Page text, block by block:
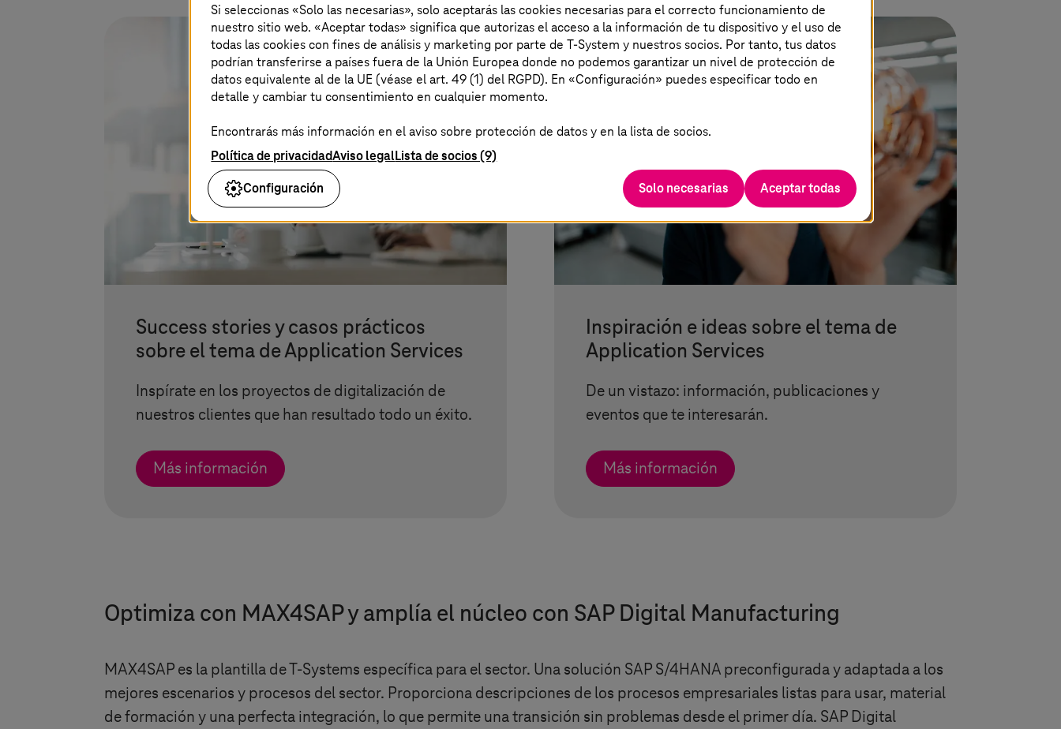
Success stories y casos prácticos
sobre el tema de Application Services
Inspírate en los proyectos de digitalización de
nuestros clientes que han resultado todo un éxito.
Más información
Inspiración e ideas sobre el tema de
Application Services
De un vistazo: información, publicaciones y
eventos que te interesarán.
Más información
Optimiza con MAX4SAP y amplía el núcleo con SAP Digital Manufacturing
MAX4SAP es la plantilla deT-Systems específica para el sector. Una solución SAP S/4HANA preconfigurada y adaptada a los
mejores escenarios y procesos del sector. Proporciona descripciones de los procesos empresariales listas para usar, material
de formación y una perfecta integración, lo que permite una transición sin problemas desde el primer día. SAP Digital
Si seleccionas «Solo las necesarias», solo aceptarás las cookies necesarias para el correcto funcionamiento de
nuestro sitio web. «Aceptar todas» significa que autorizas el acceso a la información de tu dispositivo y el uso de
todas las cookies con fines de análisis y marketing por parte de T-System y nuestros socios. Por tanto, tus datos
podrían transferirse a países fuera de la Unión Europea donde no podemos garantizar un nivel de protección de
datos equivalente al de la UE (véase el art. 49 (1) del RGPD). En «Configuración» puedes especificar todo en
detalle y cambiar tu consentimiento en cualquier momento.
Encontrarás más información en el aviso sobre protección de datos y en la lista de socios.
Política de privacidadAviso legalLista de socios (9)
Configuración
Solo necesarias Aceptar todas